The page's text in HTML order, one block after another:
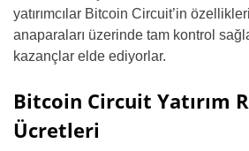
yatırımcılar Bitcoin Circuit’in
anaparaları üzerinde tam kontrol
kazançlar elde ediyorlar.
Bitcoin Circuit Yatırım
Ücretleri